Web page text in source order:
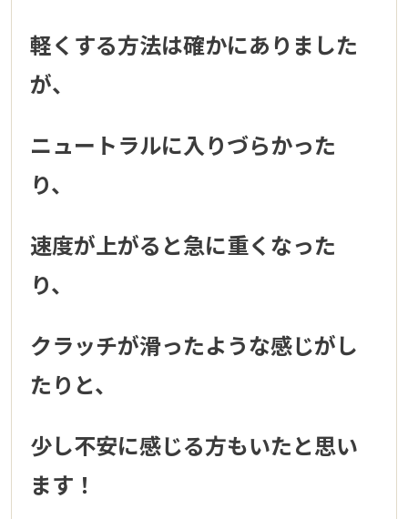
軽くする方法は確かにありました
が、
ニュートラルに入りづらかった
り、
速度が上がると急に重くなった
り、
クラッチが滑ったような感じがし
たりと、
少し不安に感じる方もいたと思い
ます！